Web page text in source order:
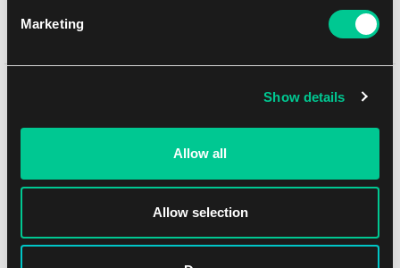
Marketing
Show details
Allow all
Allow selection
Ultra PRO Energy – Grass Type koszulki (65 szt.)